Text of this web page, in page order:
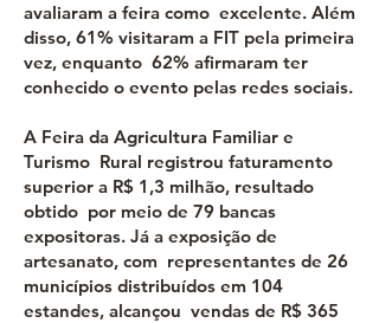
avaliaram a feira como excelente. Além
disso, 61% visitaram a FIT pela primeira
vez, enquanto 62% afirmaram ter
conhecido o evento pelas redes sociais.
A Feira da Agricultura Familiar e
Turismo Rural registrou faturamento
superior a R$ 1,3 milhão, resultado
obtido por meio de 79 bancas
expositoras. Já a exposição de
artesanato, com representantes de 26
municípios distribuídos em 104
estandes, alcançou vendas de R$ 365